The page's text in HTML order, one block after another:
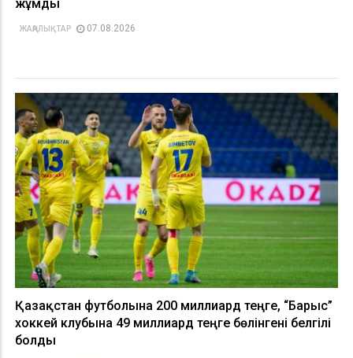
жұмды
ЖАҢАЛЫҚТАР 07.08.2026
Қазақстан футболына 200 миллиард теңге, “Барыс”
хоккей клубына 49 миллиард теңге бөлінгені белгілі
болды